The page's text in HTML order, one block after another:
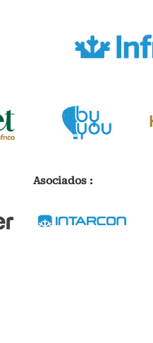
Asociados :